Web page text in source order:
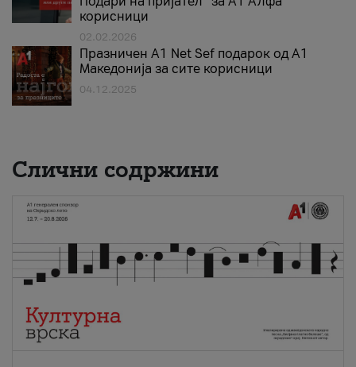
корисници
02.02.2026
Празничен A1 Net Sеf подарок од А1
Македонија за сите корисници
04.12.2025
Слични содржини